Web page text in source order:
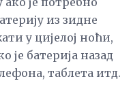
из зидне
у цијелој ноћи,
је батерија назад
таблета итд.